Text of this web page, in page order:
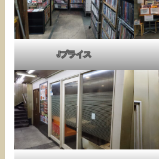
Jプライス